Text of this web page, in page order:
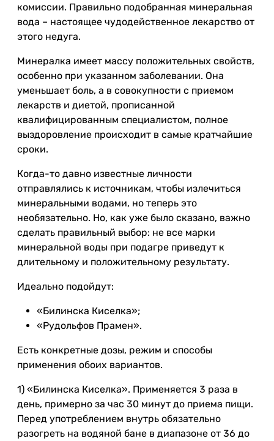
комиссии. Правильно подобранная минеральная
вода – настоящее чудодейственное лекарство от
этого недуга.
Минералка имеет массу положительных свойств,
особенно при указанном заболевании. Она
уменьшает боль, а в совокупности с приемом
лекарств и диетой, прописанной
квалифицированным специалистом, полное
выздоровление происходит в самые кратчайшие
сроки.
Когда-то давно известные личности
отправлялись к источникам, чтобы излечиться
минеральными водами, но теперь это
необязательно. Но, как уже было сказано, важно
сделать правильный выбор: не все марки
минеральной воды при подагре приведут к
длительному и положительному результату.
Идеально подойдут:
«Билинска Киселка»;
«Рудольфов Прамен».
Есть конкретные дозы, режим и способы
применения обоих вариантов.
1) «Билинска Киселка». Применяется 3 раза в
день, примерно за час 30 минут до приема пищи.
Перед употреблением внутрь обязательно
разогреть на водяной бане в диапазоне от 36 до